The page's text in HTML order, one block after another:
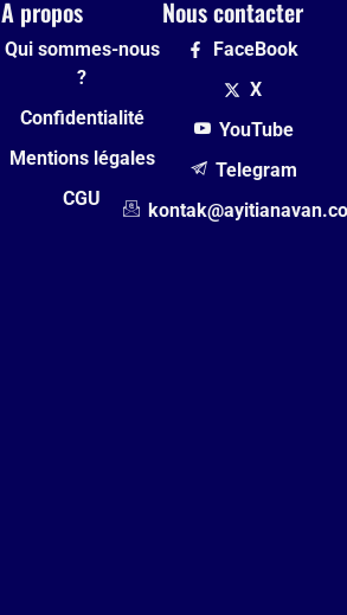
A propos
Qui sommes-nous
?
Confidentialité
Mentions légales
CGU
Nous contacter
FaceBook
X
YouTube
Telegram